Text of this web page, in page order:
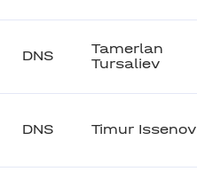
DNS
Tamerlan
Tursaliev
DNS Timur Issenov